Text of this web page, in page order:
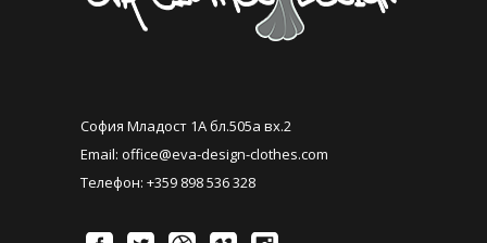
София Младост 1А бл.505а вх.2
Email: office@eva-design-clothes.com
Телефон: +359 898 536 328